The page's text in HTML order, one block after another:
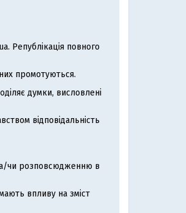
Републікація повного
промотуються.
думки, висловлені
відповідальність
чи розповсюдженню в
впливу на зміст